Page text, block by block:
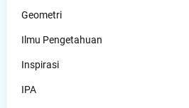
Geometri
Ilmu Pengetahuan
Inspirasi
IPA